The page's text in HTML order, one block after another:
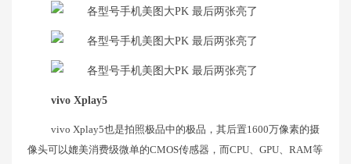
vivo Xplay5
vivo Xplay5也是拍照极品中的极品，其后置1600万像素的摄
像头可以媲美消费级微单的CMOS传感器，而CPU、GPU、RAM等